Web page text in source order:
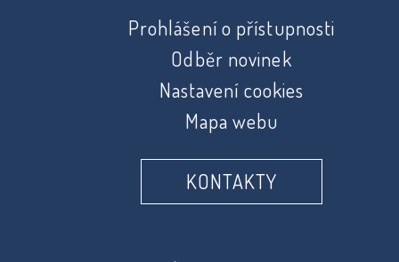
Prohlášení o přístupnosti
Odběr novinek
Nastavení cookies
Mapa webu
KONTAKTY